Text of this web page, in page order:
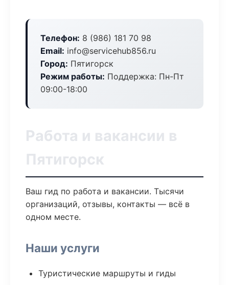
Телефон: 8 (986) 181 70 98
Email: info@servicehub856.ru
Город: Пятигорск
Режим работы: Поддержка: Пн-Пт
09:00-18:00
Работа и вакансии в
Пятигорск
Ваш гид по работа и вакансии. Тысячи
организаций, отзывы, контакты — всё в
одном месте.
Наши услуги
Туристические маршруты и гиды